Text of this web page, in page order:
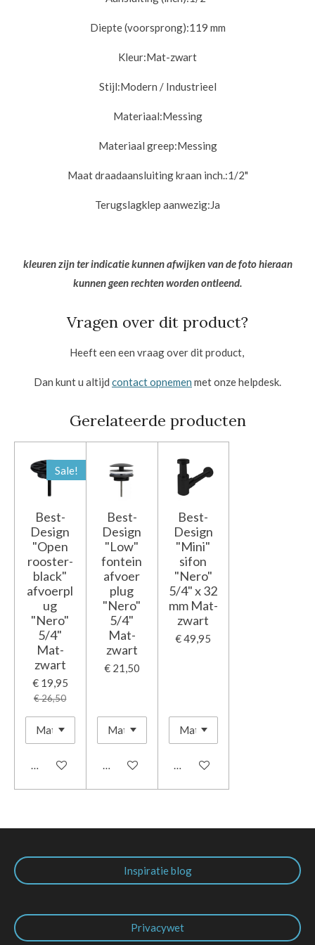
Diepte (voorsprong):119 mm
Kleur:Mat-zwart
Stijl:Modern / Industrieel
Materiaal:Messing
Materiaal greep:Messing
Maat draadaansluiting kraan inch.:1/2"
Terugslagklep aanwezig:Ja
kleuren zijn ter indicatie kunnen afwijken van de foto hieraan
kunnen geen rechten worden ontleend.
Vragen over dit product?
Heeft een een vraag over dit product,
Dan kunt u altijd contact opnemen met onze helpdesk.
Gerelateerde producten
Sale!
Best-
Design
"Open
rooster-
black"
afvoerpl
ug
"Nero"
5/4"
Mat-
zwart
€ 19,95
€ 26,50
In winkelwagen
Best-
Design
"Low"
fontein
afvoer
plug
"Nero"
5/4"
Mat-
zwart
€ 21,50
In winkelwagen
Best-
Design
"Mini"
sifon
"Nero"
5/4" x 32
mm Mat-
zwart
€ 49,95
In winkelwagen
Inspiratie blog
Privacywet